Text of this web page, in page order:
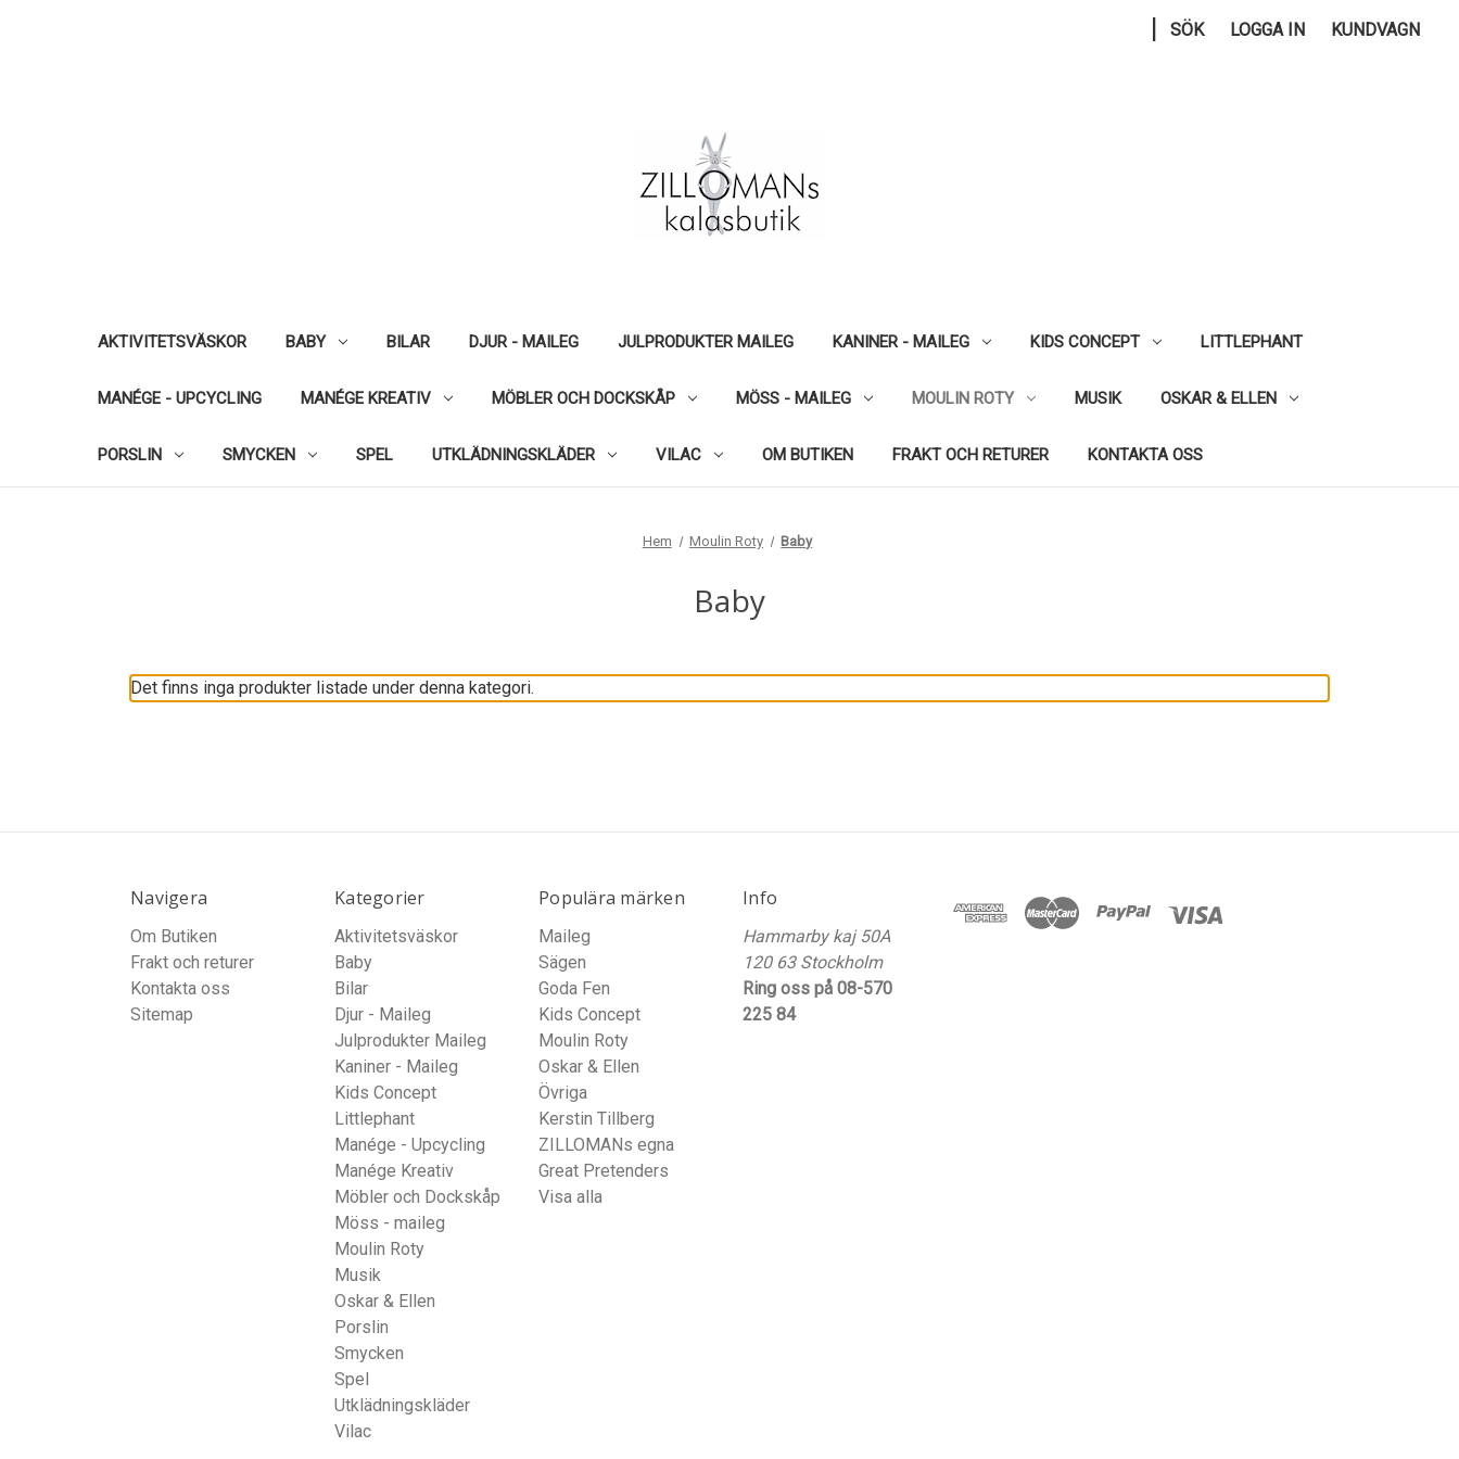
SÖK LOGGA IN KUNDVAGN
AKTIVITETSVÄSKOR BABY BILAR DJUR - MAILEG JULPRODUKTER MAILEG KANINER - MAILEG KIDS CONCEPT LITTLEPHANT
MANÉGE - UPCYCLING MANÉGE KREATIV MÖBLER OCH DOCKSKÅP MÖSS - MAILEG MOULIN ROTY MUSIK OSKAR & ELLEN
PORSLIN SMYCKEN SPEL UTKLÄDNINGSKLÄDER VILAC OM BUTIKEN FRAKT OCH RETURER KONTAKTA OSS
Hem Moulin Roty Baby
Baby
Det finns inga produkter listade under denna kategori.
Navigera
Om Butiken
Frakt och returer
Kontakta oss
Sitemap
Kategorier
Aktivitetsväskor
Baby
Bilar
Djur - Maileg
Julprodukter Maileg
Kaniner - Maileg
Kids Concept
Littlephant
Manége - Upcycling
Manége Kreativ
Möbler och Dockskåp
Möss - maileg
Moulin Roty
Musik
Oskar & Ellen
Porslin
Smycken
Spel
Utklädningskläder
Vilac
Populära märken
Maileg
Sägen
Goda Fen
Kids Concept
Moulin Roty
Oskar & Ellen
Övriga
Kerstin Tillberg
ZILLOMANs egna
Great Pretenders
Visa alla
Info
Hammarby kaj 50A
120 63 Stockholm
Ring oss på 08-570
225 84